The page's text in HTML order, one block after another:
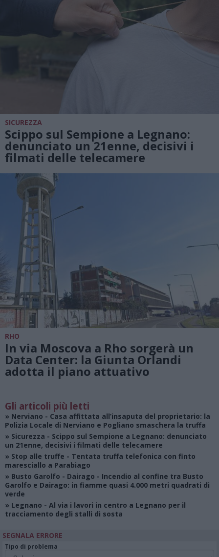
SICUREZZA
Scippo sul Sempione a Legnano:
denunciato un 21enne, decisivi i
filmati delle telecamere
RHO
In via Moscova a Rho sorgerà un
Data Center: la Giunta Orlandi
adotta il piano attuativo
Gli articoli più letti
» Nerviano - Casa affittata all’insaputa del proprietario: la
Polizia Locale di Nerviano e Pogliano smaschera la truffa
» Sicurezza - Scippo sul Sempione a Legnano: denunciato
un 21enne, decisivi i filmati delle telecamere
» Stop alle truffe - Tentata truffa telefonica con finto
maresciallo a Parabiago
» Busto Garolfo - Dairago - Incendio al confine tra Busto
Garolfo e Dairago: in fiamme quasi 4.000 metri quadrati di
verde
» Legnano - Al via i lavori in centro a Legnano per il
tracciamento degli stalli di sosta
SEGNALA ERRORE
Tipo di problema